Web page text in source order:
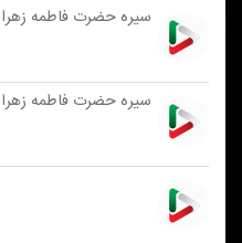
سیره حضرت فاطمه
سیره حضرت فاطمه